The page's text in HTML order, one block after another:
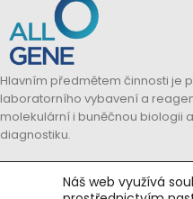
Hlavním předmětem činnosti je
laboratorního vybavení a
molekulární i buněčnou biologii a
diagnostiku.
Náš web využívá